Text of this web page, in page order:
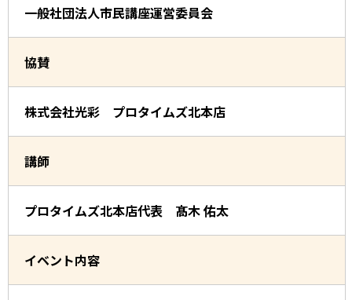
一般社団法人市民講座運営委員会
協賛
株式会社光彩 プロタイムズ北本店
講師
プロタイムズ北本店代表 髙木 佑太
イベント内容